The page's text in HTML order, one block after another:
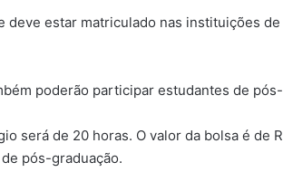
deve estar matriculado nas instituições
poderão participar estudantes de
será de 20 horas. O valor da bolsa é de
pós-graduação.